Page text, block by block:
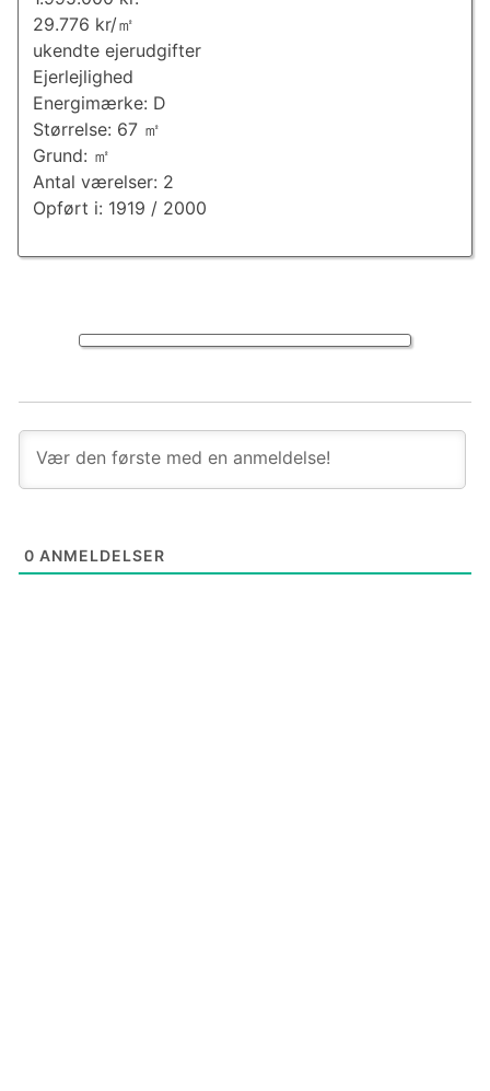
0 ANMELDELSER
29.776 kr/㎡
ukendte ejerudgifter
Ejerlejlighed
Energimærke: D
Størrelse: 67 ㎡
Grund: ㎡
Antal værelser: 2
Opført i: 1919 / 2000